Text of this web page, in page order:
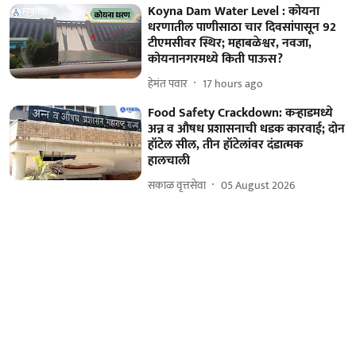
Koyna Dam Water Level : कोयना
धरणातील पाणीसाठा चार दिवसांपासून 92
टीएमसीवर स्थिर; महाबळेश्वर, नवजा,
कोयनानगरमध्ये किती पाऊस?
हेमंत पवार 17 hours ago
Food Safety Crackdown: कऱ्हाडमध्ये
अन्न व औषध प्रशासनाची धडक कारवाई; दोन
हॉटेल सील, तीन हॉटेलांवर दंडात्मक
हालचाली
सकाळ वृत्तसेवा 05 August 2026